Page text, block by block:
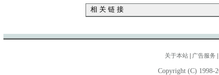
相 关 链 接
关于本站 广告服务
Copyright (C) 1998-